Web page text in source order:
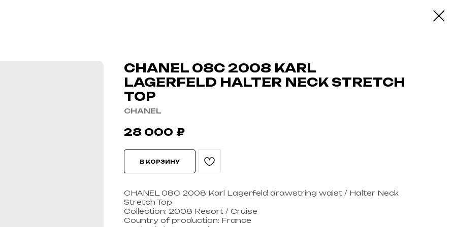
CHANEL 08C 2008 KARL
LAGERFELD HALTER NECK STRETCH
TOP
CHANEL
28 000 ₽
В КОРЗИНУ
CHANEL 08C 2008 Karl Lagerfeld drawstring waist / Halter Neck
Stretch Top
Collection: 2008 Resort / Cruise
Country of production: France